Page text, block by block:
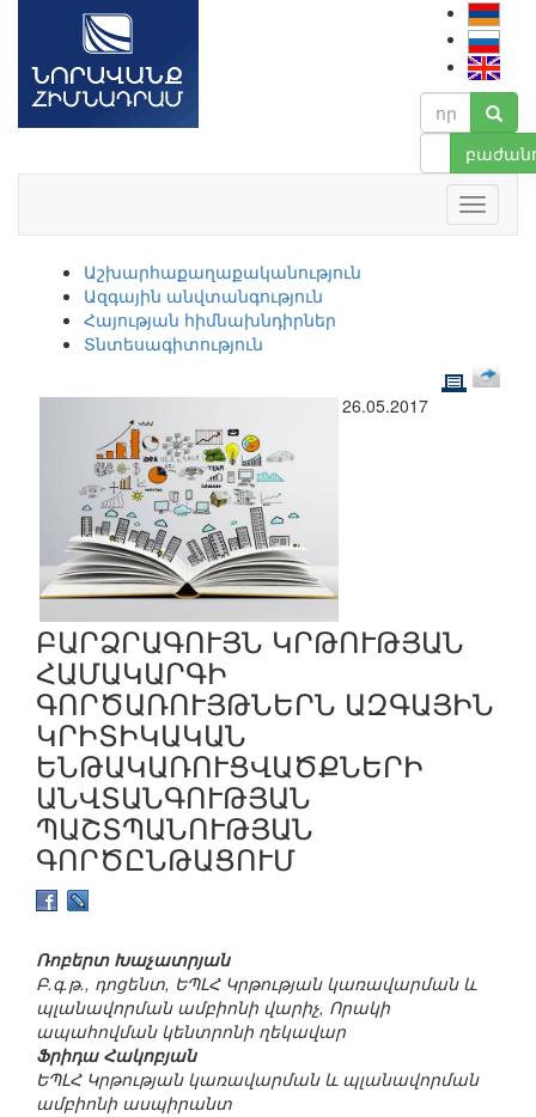
Աշխարհաքաղաքականություն
Ազգային անվտանգություն
Հայության հիմնախնդիրներ
Տնտեսագիտություն
26.05.2017
ԲԱՐՁՐԱԳՈՒՅՆ ԿՐԹՈՒԹՅԱՆ
ՀԱՄԱԿԱՐԳԻ
ԳՈՐԾԱՌՈՒՅԹՆԵՐՆ ԱԶԳԱՅԻՆ
ԿՐԻՏԻԿԱԿԱՆ
ԵՆԹԱԿԱՌՈՒՑՎԱԾՔՆԵՐԻ
ԱՆՎՏԱՆԳՈՒԹՅԱՆ
ՊԱՇՏՊԱՆՈՒԹՅԱՆ
ԳՈՐԾԸՆԹԱՑՈՒՄ
Ռոբերտ Խաչատրյան
Բ.գ.թ., դոցենտ, ԵՊԼՀ Կրթության կառավարման և
պլանավորման ամբիոնի վարիչ, Որակի
ապահովման կենտրոնի ղեկավար
Ֆրիդա Հակոբյան
ԵՊԼՀ Կրթության կառավարման և պլանավորման
ամբիոնի ասպիրանտ